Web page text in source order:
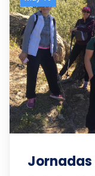
Jornadas